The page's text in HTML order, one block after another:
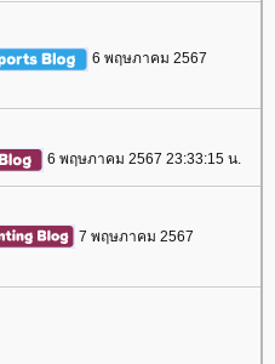
6 พฤษภาคม 2567
6 พฤษภาคม 2567 23:33:15 น.
7 พฤษภาคม 2567